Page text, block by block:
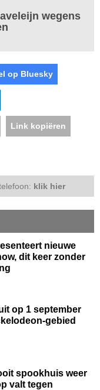
wegens
op Bluesky
Link kopiëren
klik hier
nieuwe
dit keer zonder
op 1 september
gebied
spookhuis weer
valt tegen